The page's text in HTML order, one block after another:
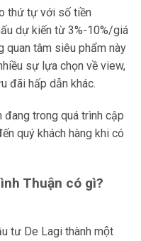
thứ tự với số tiền
dự kiến từ 3%-10%/giá
quan tâm siêu phẩm này
sự lựa chọn về view,
đãi hấp dẫn khác.
đang trong quá trình cập
quý khách hàng khi có
Thuận có gì?
tư De Lagi thành một